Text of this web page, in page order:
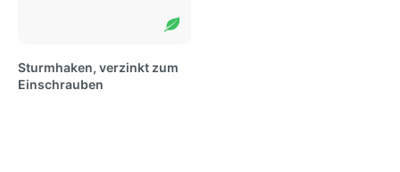
Sturmhaken, verzinkt zum
Einschrauben